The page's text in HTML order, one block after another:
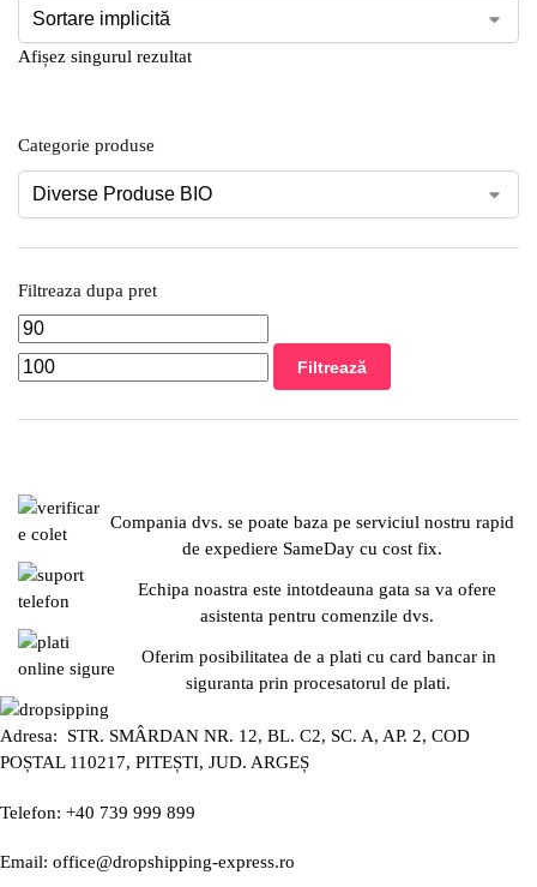
Afișez singurul rezultat
Categorie produse
Filtreaza dupa pret
Filtrează
Compania dvs. se poate baza pe serviciul nostru rapid
de expediere SameDay cu cost fix.
Echipa noastra este intotdeauna gata sa va ofere
asistenta pentru comenzile dvs.
Oferim posibilitatea de a plati cu card bancar in
siguranta prin procesatorul de plati.
Adresa: STR. SMÂRDAN NR. 12, BL. C2, SC. A, AP. 2, COD
POȘTAL 110217, PITEȘTI, JUD. ARGEȘ
Telefon: +40 739 999 899
Email: office@dropshipping-express.ro